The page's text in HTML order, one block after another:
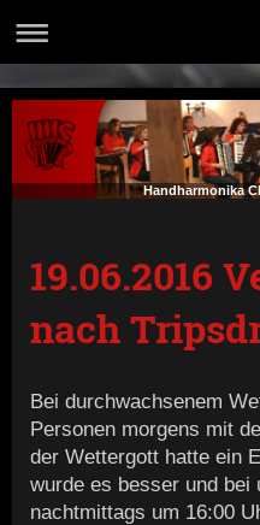
Handharmonika
19.06.2016
nach
Bei durchwachsenem
Personen morgens mit
der Wettergott hatte ein
wurde es besser und bei
nachtmittags um 16:00